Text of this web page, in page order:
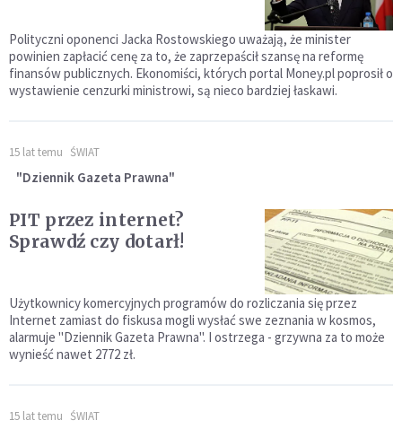
Polityczni oponenci Jacka Rostowskiego uważają, że minister
powinien zapłacić cenę za to, że zaprzepaścił szansę na reformę
finansów publicznych. Ekonomiści, których portal Money.pl poprosił o
wystawienie cenzurki ministrowi, są nieco bardziej łaskawi.
15 lat temu ŚWIAT
"Dziennik Gazeta Prawna"
PIT przez internet?
Sprawdź czy dotarł!
Użytkownicy komercyjnych programów do rozliczania się przez
Internet zamiast do fiskusa mogli wysłać swe zeznania w kosmos,
alarmuje "Dziennik Gazeta Prawna". I ostrzega - grzywna za to może
wynieść nawet 2772 zł.
15 lat temu ŚWIAT